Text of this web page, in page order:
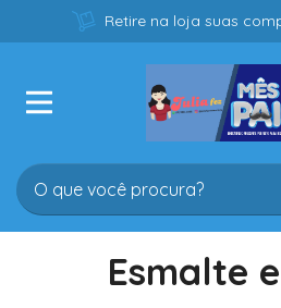
Retire na loja suas
Esmalte